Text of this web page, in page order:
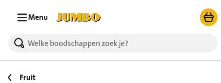
Menu
7 producten gevonden.
Fruit